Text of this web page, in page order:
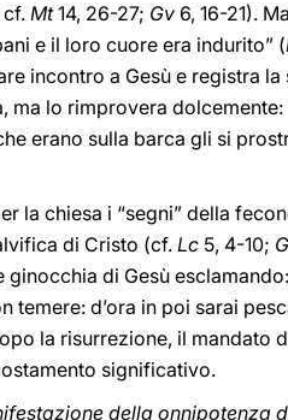
Mt14, 26-27; Gv 6, 16-21).
e il loro cuore era indurito” (
incontro a Gesù e registra
ma lo rimprovera
erano sulla barca gli si
la chiesa i “segni” della
di Cristo (cf. Lc 5, 4-10;
di Gesù
temere: d’ora in poi sarai
la risurrezione, il mandato
significativo.
della onnipotenza